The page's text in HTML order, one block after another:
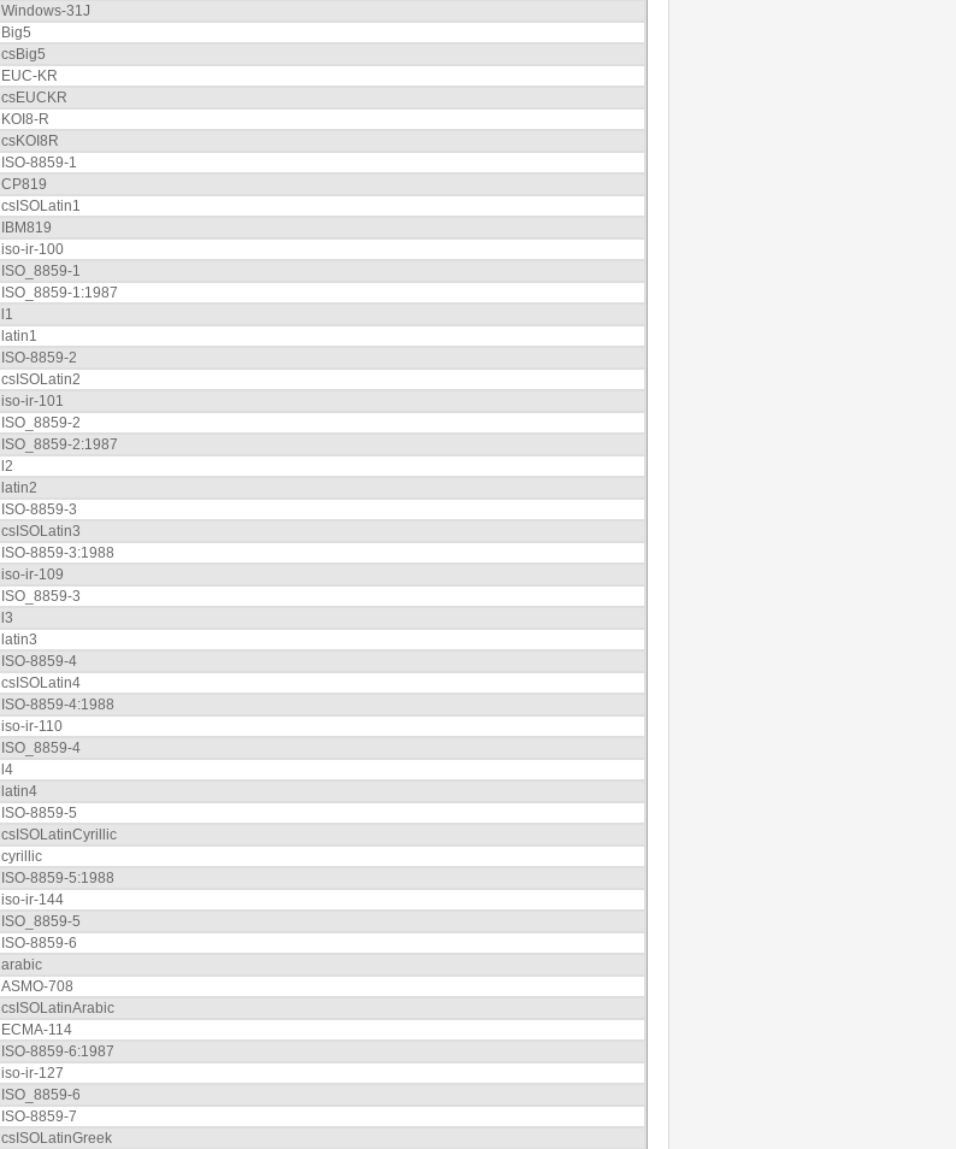
Windows-31J
Big5
csBig5
EUC-KR
csEUCKR
KOI8-R
csKOI8R
ISO-8859-1
CP819
csISOLatin1
IBM819
iso-ir-100
ISO_8859-1
ISO_8859-1:1987
l1
latin1
ISO-8859-2
csISOLatin2
iso-ir-101
ISO_8859-2
ISO_8859-2:1987
l2
latin2
ISO-8859-3
csISOLatin3
ISO-8859-3:1988
iso-ir-109
ISO_8859-3
l3
latin3
ISO-8859-4
csISOLatin4
ISO-8859-4:1988
iso-ir-110
ISO_8859-4
l4
latin4
ISO-8859-5
csISOLatinCyrillic
cyrillic
ISO-8859-5:1988
iso-ir-144
ISO_8859-5
ISO-8859-6
arabic
ASMO-708
csISOLatinArabic
ECMA-114
ISO-8859-6:1987
iso-ir-127
ISO_8859-6
ISO-8859-7
csISOLatinGreek